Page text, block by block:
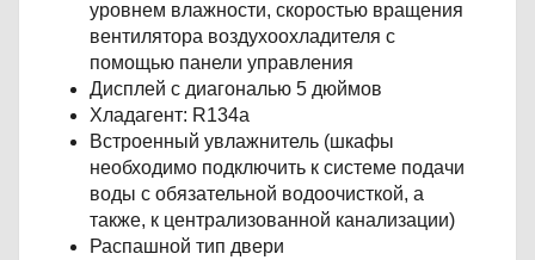
уровнем влажности, скоростью вращения
вентилятора воздухоохладителя с
помощью панели управления
Дисплей с диагональю 5 дюймов
Хладагент: R134a
Встроенный увлажнитель (шкафы
необходимо подключить к системе подачи
воды с обязательной водоочисткой, а
также, к централизованной канализации)
Распашной тип двери